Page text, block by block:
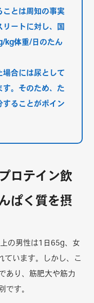
ことは周知の事実
ートに対し、国
kg体重/日のたん
場合には尿として
。そのため、た
することがポイン
ロテイン飲
ぱく質を摂
の男性は1日65g、女
ています。しかし、こ
あり、筋肥大や筋力
です。